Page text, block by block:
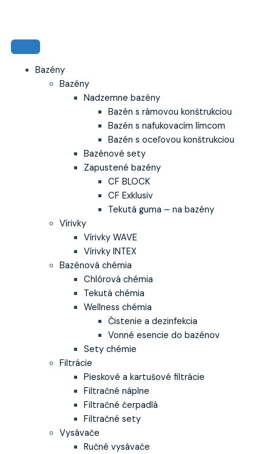
Bazény
Bazény
Nadzemne bazény
Bazén s rámovou konštrukciou
Bazén s nafukovacím límcom
Bazén s oceľovou konštrukciou
Bazénové sety
Zapustené bazény
CF BLOCK
CF Exklusiv
Tekutá guma – na bazény
Vírivky
Vírivky WAVE
Vírivky INTEX
Bazénová chémia
Chlórová chémia
Tekutá chémia
Wellness chémia
Čistenie a dezinfekcia
Vonné esencie do bazénov
Sety chémie
Filtrácie
Pieskové a kartušové filtrácie
Filtračné náplne
Filtračné čerpadlá
Filtračné sety
Vysávače
Ručné vysávače